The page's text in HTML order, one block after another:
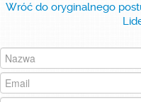
Kontakt
Załóż konto!
Wróć do oryginalnego